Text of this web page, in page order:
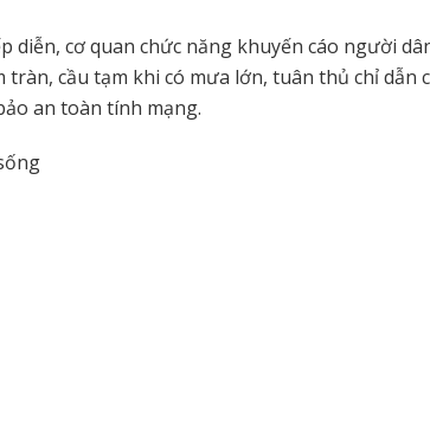
diễn, cơ quan chức năng khuyến cáo người
tràn, cầu tạm khi có mưa lớn, tuân thủ chỉ dẫn
an toàn tính mạng.